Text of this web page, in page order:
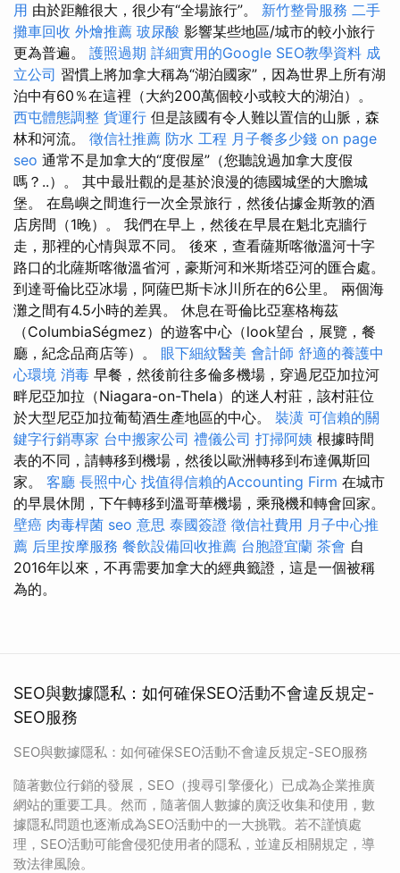
用 由於距離很大，很少有“全場旅行”。 新竹整骨服務 二手
攤車回收 外燴推薦 玻尿酸 影響某些地區/城市的較小旅行
更為普遍。 護照過期 詳細實用的Google SEO教學資料 成
立公司 習慣上將加拿大稱為“湖泊國家”，因為世界上所有湖
泊中有60％在這裡（大約200萬個較小或較大的湖泊）。
西屯體態調整 貨運行 但是該國有令人難以置信的山脈，森
林和河流。 徵信社推薦 防水 工程 月子餐多少錢 on page
seo 通常不是加拿大的“度假屋”（您聽說過加拿大度假
嗎？..）。 其中最壯觀的是基於浪漫的德國城堡的大膽城
堡。 在島嶼之間進行一次全景旅行，然後佔據金斯敦的酒
店房間（1晚）。 我們在早上，然後在早晨在魁北克牆行
走，那裡的心情與眾不同。 後來，查看薩斯喀徹溫河十字
路口的北薩斯喀徹溫省河，豪斯河和米斯塔亞河的匯合處。
到達哥倫比亞冰場，阿薩巴斯卡冰川所在的6公里。 兩個海
灘之間有4.5小時的差異。 休息在哥倫比亞塞格梅茲
（ColumbiaSégmez）的遊客中心（look望台，展覽，餐
廳，紀念品商店等）。 眼下細紋醫美 會計師 舒適的養護中
心環境 消毒 早餐，然後前往多倫多機場，穿過尼亞加拉河
畔尼亞加拉（Niagara-on-Thela）的迷人村莊，該村莊位
於大型尼亞加拉葡萄酒生產地區的中心。 裝潢 可信賴的關
鍵字行銷專家 台中搬家公司 禮儀公司 打掃阿姨 根據時間
表的不同，請轉移到機場，然後以歐洲轉移到布達佩斯回
家。 客廳 長照中心 找值得信賴的Accounting Firm 在城市
的早晨休閒，下午轉移到溫哥華機場，乘飛機和轉會回家。
壁癌 肉毒桿菌 seo 意思 泰國簽證 徵信社費用 月子中心推
薦 后里按摩服務 餐飲設備回收推薦 台胞證宜蘭 茶會 自
2016年以來，不再需要加拿大的經典籤證，這是一個被稱
為的。
SEO與數據隱私：如何確保SEO活動不會違反規定-
SEO服務
SEO與數據隱私：如何確保SEO活動不會違反規定-SEO服務
隨著數位行銷的發展，SEO（搜尋引擎優化）已成為企業推廣
網站的重要工具。然而，隨著個人數據的廣泛收集和使用，數
據隱私問題也逐漸成為SEO活動中的一大挑戰。若不謹慎處
理，SEO活動可能會侵犯使用者的隱私，並違反相關規定，導
致法律風險。